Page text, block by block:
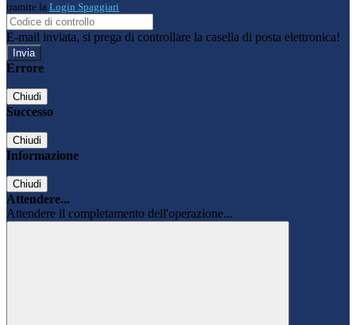
tramite la Login Spaggiari
E-mail inviata, si prega di controllare la casella di posta elettronica!
Errore
Chiudi
Successo
Chiudi
Informazione
Chiudi
Attendere...
Attendere il completamento dell'operazione...